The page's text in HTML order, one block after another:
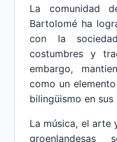
La comunidad
Bartolomé ha
con la
costumbres y
embargo,
como un
bilingüismo en
La música, el arte